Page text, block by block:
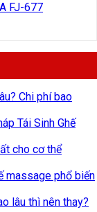
FJ-677
Chi phí bao
Tái Sinh Ghế
cho cơ thể
massage phổ biến
lâu thì nên thay?